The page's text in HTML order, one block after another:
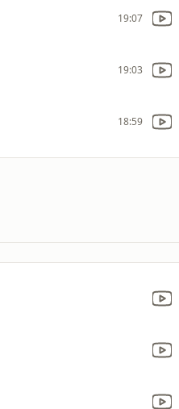
19:07
19:03
18:59